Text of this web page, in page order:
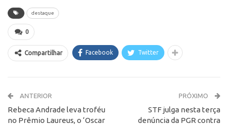
destaque
0
Compartilhar Facebook Twitter
ANTERIOR
Rebeca Andrade leva troféu
no Prêmio Laureus, o ‘Oscar
PRÓXIMO
STF julga nesta terça
denúncia da PGR contra